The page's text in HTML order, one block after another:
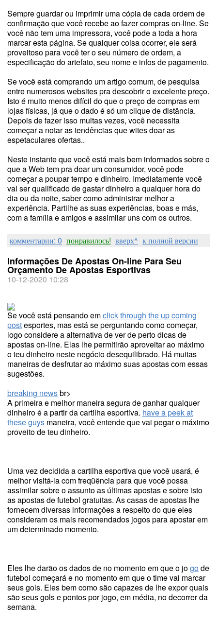
Sempre guardar ou imprimir uma cópia de cada ordem de
confirmação que você recebe ao fazer compras on-line. Se
você não tem uma impressora, você pode a toda a hora
marcar esta página. Se qualquer coisa ocorrer, ele será
proveitoso para você ter o seu número de ordem, a
especificação do artefato, seu nome e infos de pagamento.
Se você está comprando um artigo comum, de pesquisa
entre numerosos websites pra descobrir o excelente preço.
Isto é muito menos difícil do que o preço de compras em
lojas físicas, já que o dado é só um clique de distância.
Depois de fazer isso muitas vezes, você necessita
começar a notar as tendências que wites doar as
espetaculares ofertas..
Neste instante que você está mais bem informados sobre o
que a Web tem pra doar um consumidor, você pode
começar a poupar tempo e dinheiro. Imediatamente você
vai ser qualificado de gastar dinheiro a qualquer hora do
dia ou da noite, saber como administrar melhor a
experiência. Partilhe as suas experiências, boas e más,
com a família e amigos e assimilar uns com os outros.
комментарии: 0 понравилось! вверх^ к полной версии
Informações De Apostas On-line Para Seu
Orçamento De Apostas Esportivas
10-12-2020 10:28
Se você está pensando emclick through the up coming
postesportes, mas está se perguntando como começar,
logo considere a alternativa de ver de perto dicas de
apostas on-line. Elas lhe permitirão aproveitar ao máximo
o teu dinheiro neste negócio desequilibrado. Há muitas
maneiras de desfrutar ao máximo suas apostas com essas
sugestões.
breaking newsbr>
A primeira e melhor maneira segura de ganhar qualquer
dinheiro é a partir da cartilha esportiva. have a peek at
these guys maneira, você entende que vai pegar o máximo
proveito de teu dinheiro.
Uma vez decidida a cartilha esportiva que você usará, é
melhor visitá-la com freqüência para que você possa
assimilar sobre o assunto as últimas apostas e sobre isto
as apostas de futebol gratuitas. As casas de apostas lhe
fornecem diversas informações a respeito do que eles
consideram os mais recomendados jogos para apostar em
um determinado momento.
Eles lhe darão os dados de no momento em que o jogode
futebol começará e no momento em que o time vai marcar
seus gols. Eles bem como são capazes de lhe expor quais
são seus gols e pontos por jogo, em média, no decorrer da
semana.